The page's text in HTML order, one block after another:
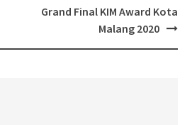
Grand Final KIM Award Kota
Malang 2020